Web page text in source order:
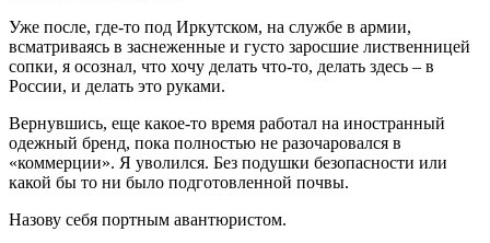
Уже после, где-то под Иркутском, на службе в армии,
всматриваясь в заснеженные и густо заросшие лиственницей
сопки, я осознал, что хочу делать что-то, делать здесь – в
России, и делать это руками.
Вернувшись, еще какое-то время работал на иностранный
одежный бренд, пока полностью не разочаровался в
«коммерции». Я уволился. Без подушки безопасности или
какой бы то ни было подготовленной почвы.
Назову себя портным авантюристом.